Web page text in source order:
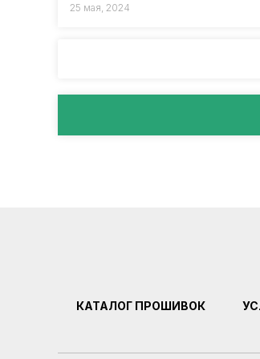
25 мая, 2024
КАТАЛОГ ПРОШИВОК